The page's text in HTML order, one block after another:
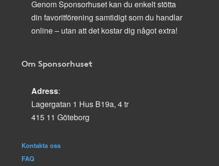
Genom Sponsorhuset kan du enkelt stötta
din favoritförening samtidigt som du handlar
online – utan att det kostar dig något extra!
Om Sponsorhuset
Adress:
Lagergatan 1 Hus B19a, 4 tr
415 11 Göteborg
Kontakta oss
FAQ